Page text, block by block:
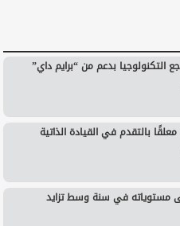
التكنولوجيا بدعم من “برايم داي”
بالتقدم في القيادة الذاتية
مستوياته في سنة وسط تزايد